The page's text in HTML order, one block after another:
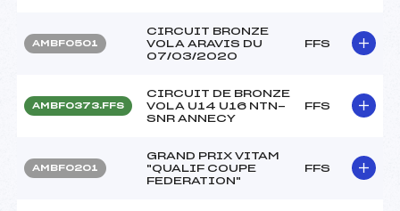
AMBF0501
CIRCUIT BRONZE
VOLA ARAVIS DU
07/03/2020
FFS
AMBF0373.FFS
CIRCUIT DE BRONZE
VOLA U14 U16 NTN-
SNR ANNECY
FFS
AMBF0201
GRAND PRIX VITAM
"QUALIF COUPE
FEDERATION"
FFS